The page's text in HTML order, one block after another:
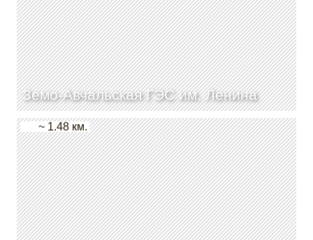
Земо-Авчальская ГЭС им. Ленина
~ 1.48 км.